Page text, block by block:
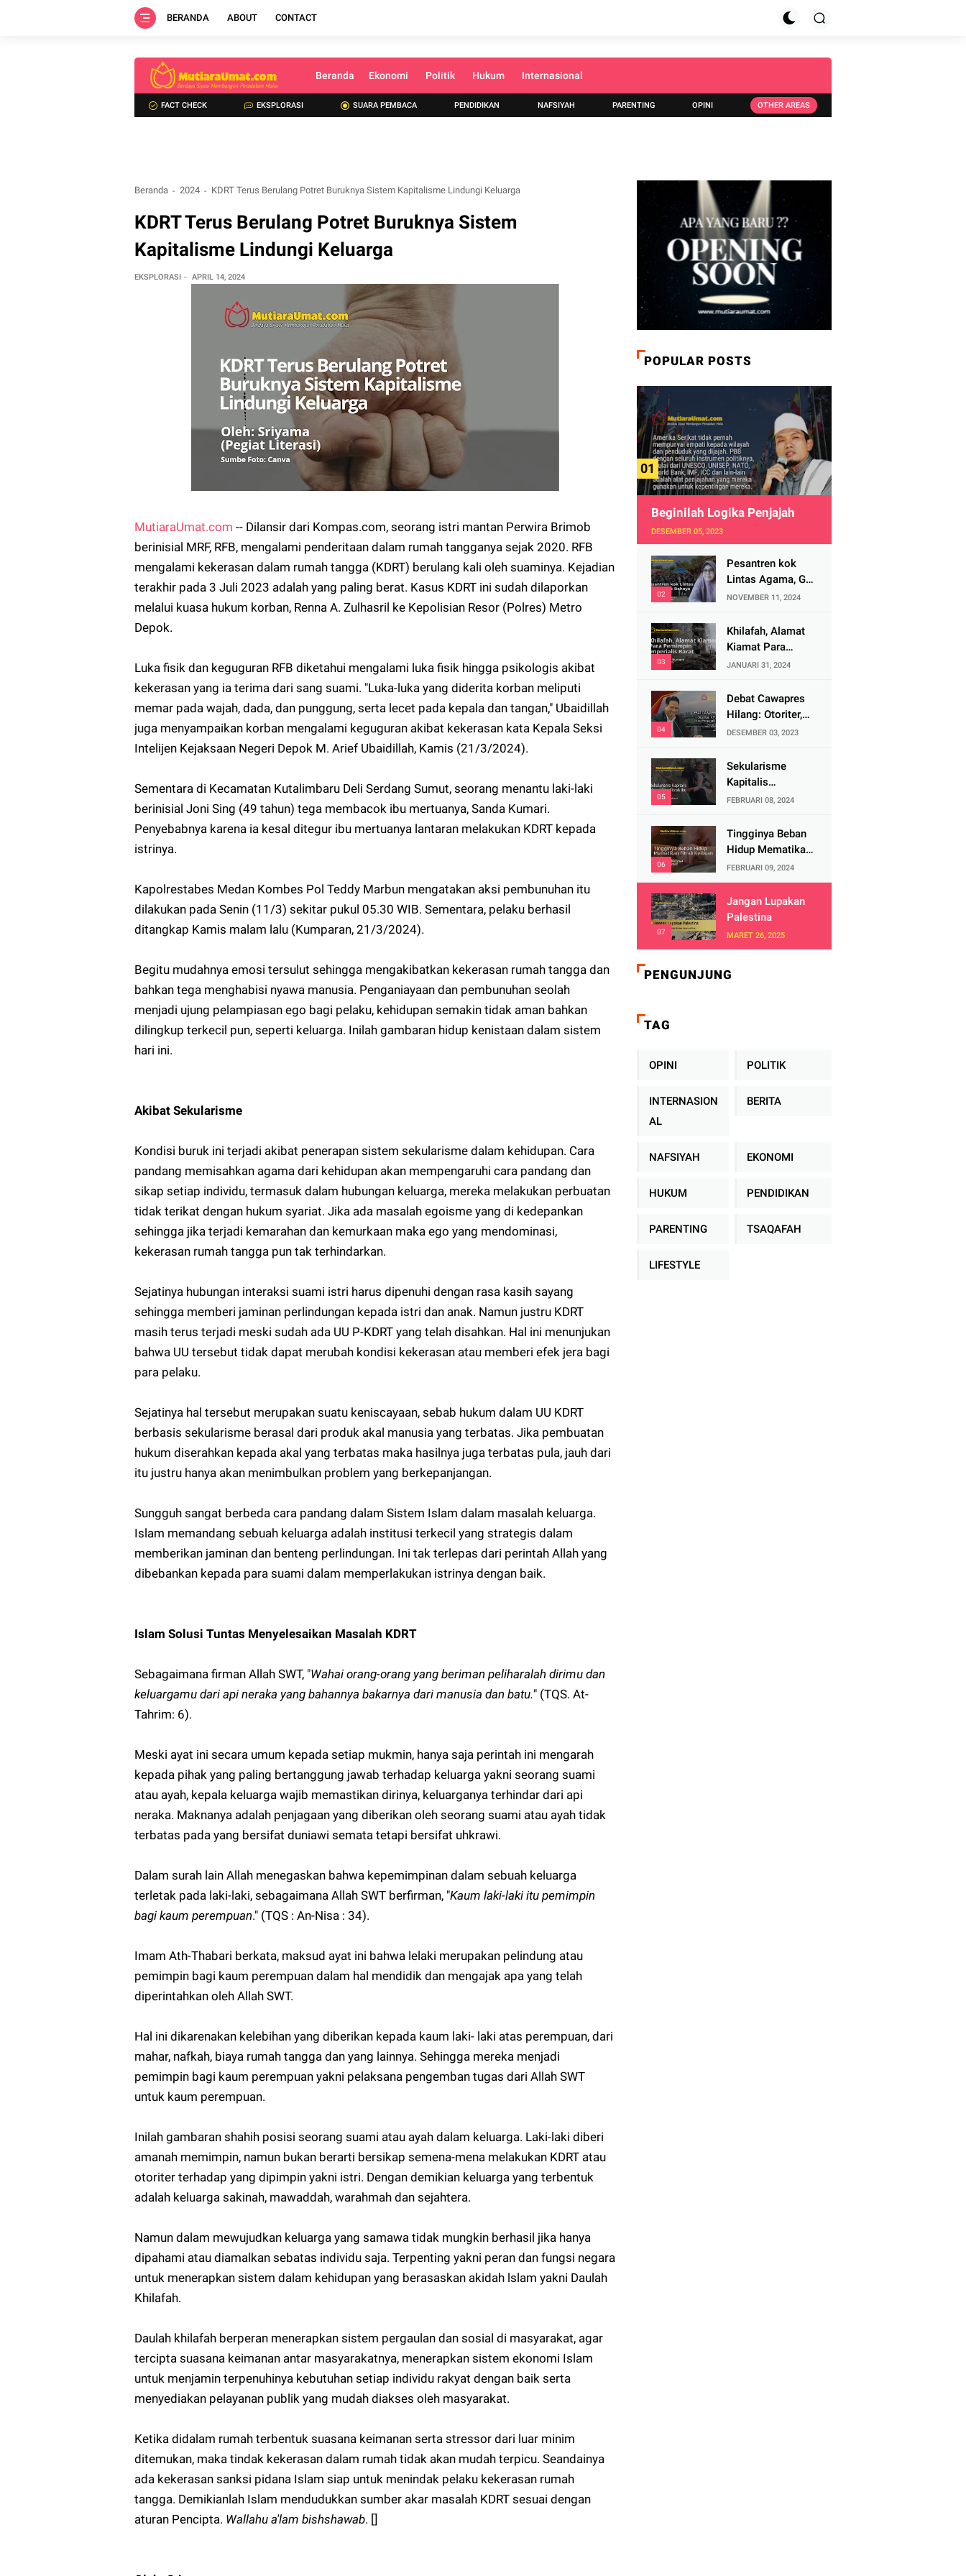
BERANDA ABOUT CONTACT
Beranda Ekonomi Politik Hukum Internasional
FACT CHECK EKSPLORASI SUARA PEMBACA PENDIDIKAN NAFSIYAH PARENTING OPINI OTHER AREAS
Beranda 2024 KDRT Terus Berulang Potret Buruknya Sistem Kapitalisme Lindungi Keluarga
KDRT Terus Berulang Potret Buruknya Sistem
Kapitalisme Lindungi Keluarga
EKSPLORASI APRIL 14, 2024
MutiaraUmat.com -- Dilansir dari Kompas.com, seorang istri mantan Perwira Brimob
berinisial MRF, RFB, mengalami penderitaan dalam rumah tangganya sejak 2020. RFB
mengalami kekerasan dalam rumah tangga (KDRT) berulang kali oleh suaminya. Kejadian
terakhir pada 3 Juli 2023 adalah yang paling berat. Kasus KDRT ini sudah dilaporkan
melalui kuasa hukum korban, Renna A. Zulhasril ke Kepolisian Resor (Polres) Metro
Depok.
Luka fisik dan keguguran RFB diketahui mengalami luka fisik hingga psikologis akibat
kekerasan yang ia terima dari sang suami. "Luka-luka yang diderita korban meliputi
memar pada wajah, dada, dan punggung, serta lecet pada kepala dan tangan," Ubaidillah
juga menyampaikan korban mengalami keguguran akibat kekerasan kata Kepala Seksi
Intelijen Kejaksaan Negeri Depok M. Arief Ubaidillah, Kamis (21/3/2024).
Sementara di Kecamatan Kutalimbaru Deli Serdang Sumut, seorang menantu laki-laki
berinisial Joni Sing (49 tahun) tega membacok ibu mertuanya, Sanda Kumari.
Penyebabnya karena ia kesal ditegur ibu mertuanya lantaran melakukan KDRT kepada
istrinya.
Kapolrestabes Medan Kombes Pol Teddy Marbun mengatakan aksi pembunuhan itu
dilakukan pada Senin (11/3) sekitar pukul 05.30 WIB. Sementara, pelaku berhasil
ditangkap Kamis malam lalu (Kumparan, 21/3/2024).
Begitu mudahnya emosi tersulut sehingga mengakibatkan kekerasan rumah tangga dan
bahkan tega menghabisi nyawa manusia. Penganiayaan dan pembunuhan seolah
menjadi ujung pelampiasan ego bagi pelaku, kehidupan semakin tidak aman bahkan
dilingkup terkecil pun, seperti keluarga. Inilah gambaran hidup kenistaan dalam sistem
hari ini.
Akibat Sekularisme
Kondisi buruk ini terjadi akibat penerapan sistem sekularisme dalam kehidupan. Cara
pandang memisahkan agama dari kehidupan akan mempengaruhi cara pandang dan
sikap setiap individu, termasuk dalam hubungan keluarga, mereka melakukan perbuatan
tidak terikat dengan hukum syariat. Jika ada masalah egoisme yang di kedepankan
sehingga jika terjadi kemarahan dan kemurkaan maka ego yang mendominasi,
kekerasan rumah tangga pun tak terhindarkan.
Sejatinya hubungan interaksi suami istri harus dipenuhi dengan rasa kasih sayang
sehingga memberi jaminan perlindungan kepada istri dan anak. Namun justru KDRT
masih terus terjadi meski sudah ada UU P-KDRT yang telah disahkan. Hal ini menunjukan
bahwa UU tersebut tidak dapat merubah kondisi kekerasan atau memberi efek jera bagi
para pelaku.
Sejatinya hal tersebut merupakan suatu keniscayaan, sebab hukum dalam UU KDRT
berbasis sekularisme berasal dari produk akal manusia yang terbatas. Jika pembuatan
hukum diserahkan kepada akal yang terbatas maka hasilnya juga terbatas pula, jauh dari
itu justru hanya akan menimbulkan problem yang berkepanjangan.
Sungguh sangat berbeda cara pandang dalam Sistem Islam dalam masalah keluarga.
Islam memandang sebuah keluarga adalah institusi terkecil yang strategis dalam
memberikan jaminan dan benteng perlindungan. Ini tak terlepas dari perintah Allah yang
dibebankan kepada para suami dalam memperlakukan istrinya dengan baik.
Islam Solusi Tuntas Menyelesaikan Masalah KDRT
Sebagaimana firman Allah SWT, "Wahai orang-orang yang beriman peliharalah dirimu dan
keluargamu dari api neraka yang bahannya bakarnya dari manusia dan batu." (TQS. At-
Tahrim: 6).
Meski ayat ini secara umum kepada setiap mukmin, hanya saja perintah ini mengarah
kepada pihak yang paling bertanggung jawab terhadap keluarga yakni seorang suami
atau ayah, kepala keluarga wajib memastikan dirinya, keluarganya terhindar dari api
neraka. Maknanya adalah penjagaan yang diberikan oleh seorang suami atau ayah tidak
terbatas pada yang bersifat duniawi semata tetapi bersifat uhkrawi.
Dalam surah lain Allah menegaskan bahwa kepemimpinan dalam sebuah keluarga
terletak pada laki-laki, sebagaimana Allah SWT berfirman, "Kaum laki-laki itu pemimpin
bagi kaum perempuan." (TQS : An-Nisa : 34).
Imam Ath-Thabari berkata, maksud ayat ini bahwa lelaki merupakan pelindung atau
pemimpin bagi kaum perempuan dalam hal mendidik dan mengajak apa yang telah
diperintahkan oleh Allah SWT.
Hal ini dikarenakan kelebihan yang diberikan kepada kaum laki- laki atas perempuan, dari
mahar, nafkah, biaya rumah tangga dan yang lainnya. Sehingga mereka menjadi
pemimpin bagi kaum perempuan yakni pelaksana pengemban tugas dari Allah SWT
untuk kaum perempuan.
Inilah gambaran shahih posisi seorang suami atau ayah dalam keluarga. Laki-laki diberi
amanah memimpin, namun bukan berarti bersikap semena-mena melakukan KDRT atau
otoriter terhadap yang dipimpin yakni istri. Dengan demikian keluarga yang terbentuk
adalah keluarga sakinah, mawaddah, warahmah dan sejahtera.
Namun dalam mewujudkan keluarga yang samawa tidak mungkin berhasil jika hanya
dipahami atau diamalkan sebatas individu saja. Terpenting yakni peran dan fungsi negara
untuk menerapkan sistem dalam kehidupan yang berasaskan akidah lslam yakni Daulah
Khilafah.
Daulah khilafah berperan menerapkan sistem pergaulan dan sosial di masyarakat, agar
tercipta suasana keimanan antar masyarakatnya, menerapkan sistem ekonomi Islam
untuk menjamin terpenuhinya kebutuhan setiap individu rakyat dengan baik serta
menyediakan pelayanan publik yang mudah diakses oleh masyarakat.
Ketika didalam rumah terbentuk suasana keimanan serta stressor dari luar minim
ditemukan, maka tindak kekerasan dalam rumah tidak akan mudah terpicu. Seandainya
ada kekerasan sanksi pidana Islam siap untuk menindak pelaku kekerasan rumah
tangga. Demikianlah Islam mendudukkan sumber akar masalah KDRT sesuai dengan
aturan Pencipta. Wallahu a'lam bishshawab. []
POPULAR POSTS
Beginilah Logika Penjajah
DESEMBER 05, 2023
Pesantren kok
Lintas Agama, Ga
Bahaya Tah?
NOVEMBER 11, 2024
Khilafah, Alamat
Kiamat Para
Pemimpin
JANUARI 31, 2024
Debat Cawapres
Hilang: Otoriter,
KPU Pengawal
Demokrasi?
DESEMBER 03, 2023
Sekularisme
Kapitalis
Mematikan Fitrah
FEBRUARI 08, 2024
Tingginya Beban
Hidup Mematikan
Fitrah Keibuan
FEBRUARI 09, 2024
Jangan Lupakan
Palestina
MARET 26, 2025
PENGUNJUNG
TAG
OPINI POLITIK
INTERNASION
AL
BERITA
NAFSIYAH EKONOMI
HUKUM PENDIDIKAN
PARENTING TSAQAFAH
LIFESTYLE